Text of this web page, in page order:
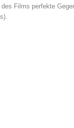
Films perfekte